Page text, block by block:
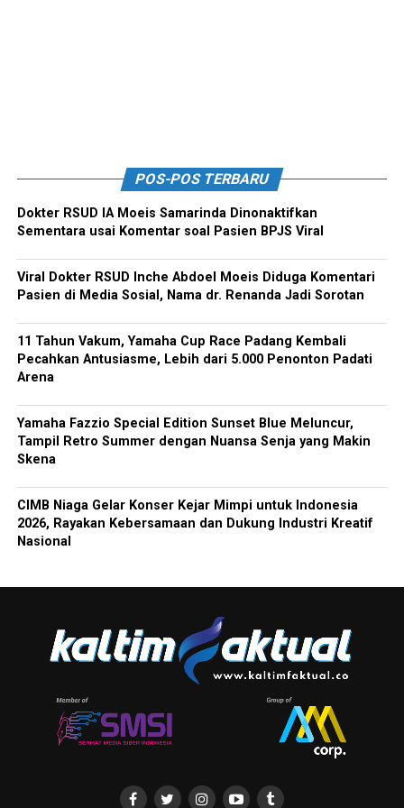
POS-POS TERBARU
Dokter RSUD IA Moeis Samarinda Dinonaktifkan
Sementara usai Komentar soal Pasien BPJS Viral
Viral Dokter RSUD Inche Abdoel Moeis Diduga Komentari
Pasien di Media Sosial, Nama dr. Renanda Jadi Sorotan
11 Tahun Vakum, Yamaha Cup Race Padang Kembali
Pecahkan Antusiasme, Lebih dari 5.000 Penonton Padati
Arena
Yamaha Fazzio Special Edition Sunset Blue Meluncur,
Tampil Retro Summer dengan Nuansa Senja yang Makin
Skena
CIMB Niaga Gelar Konser Kejar Mimpi untuk Indonesia
2026, Rayakan Kebersamaan dan Dukung Industri Kreatif
Nasional